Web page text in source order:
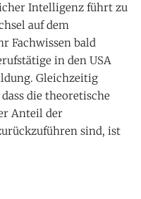
Intelligenz führt zu
auf dem
Fachwissen bald
in den USA
Gleichzeitig
die theoretische
Anteil der
sind, ist